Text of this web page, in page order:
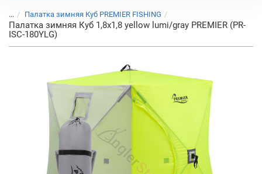
... Палатка зимняя Куб PREMIER FISHING
Палатка зимняя Куб 1,8х1,8 yellow lumi/gray PREMIER (PR-
ISC-180YLG)